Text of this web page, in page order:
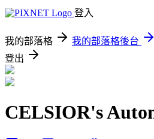
登入
我的部落格 我的部落格後台
登出
CELSIOR's